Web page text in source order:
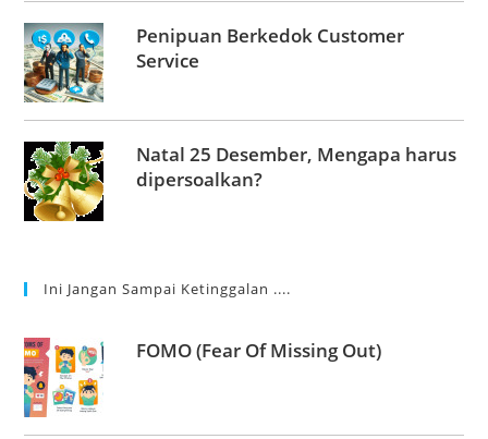
Penipuan Berkedok Customer
Service
Natal 25 Desember, Mengapa harus
dipersoalkan?
Ini Jangan Sampai Ketinggalan ....
FOMO (Fear Of Missing Out)